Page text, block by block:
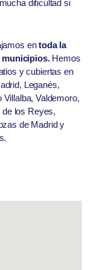
dificultad si
entoda la
municipios.Hemos
y cubiertas en
Leganés,
Villalba, Valdemoro,
los Reyes,
de Madrid y